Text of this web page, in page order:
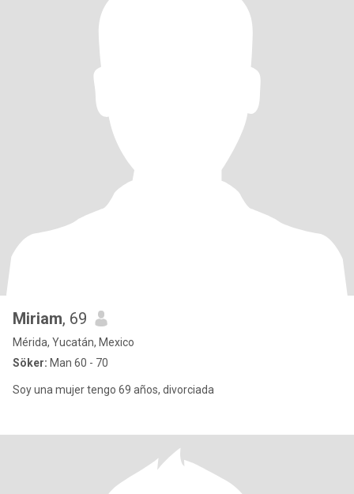
Miriam, 69
Mérida, Yucatán, Mexico
Söker: Man 60 - 70
Soy una mujer tengo 69 años, divorciada